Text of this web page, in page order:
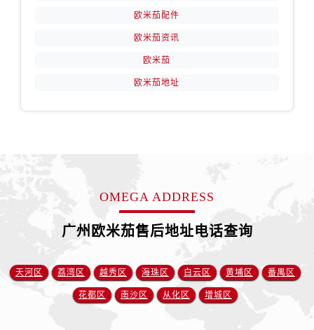
欧米茄配件
欧米茄资讯
欧米茄
欧米茄地址
OMEGA ADDRESS
广州欧米茄售后地址电话查询
天河区 荔湾区 越秀区 海珠区 白云区 黄埔区 番禺区
花都区 南沙区 从化区 增城区